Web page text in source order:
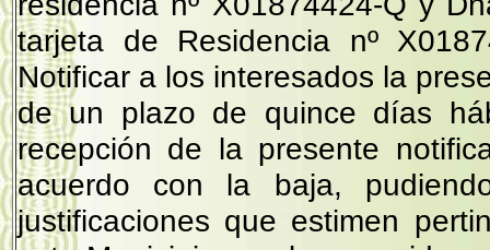
tarjeta de Residencia nº
Notificar a los interesados la
de un plazo de quince días
recepción de la presente
acuerdo con la baja,
justificaciones que estimen